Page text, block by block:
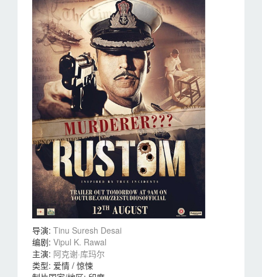
导演: Tinu Suresh Desai
编剧: Vipul K. Rawal
主演: 阿克谢·库玛尔
类型: 爱情 / 惊悚